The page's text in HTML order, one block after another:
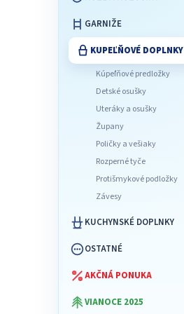
GARNIŽE
KUPEĽŇOVÉ DOPLNKY
Kúpeľňové predložky
Detské osušky
Uteráky a osušky
Župany
Poličky a vešiaky
Rozperné tyče
Protišmykové podložky
Závesy
KUCHYNSKÉ DOPLNKY
OSTATNÉ
AKČNÁ PONUKA
VIANOCE 2025